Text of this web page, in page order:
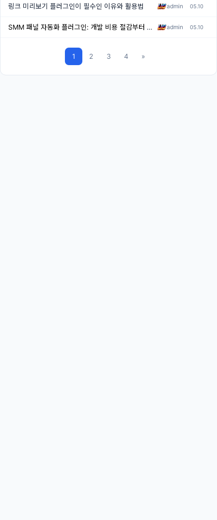
링크 미리보기 플러그인이 필수인 이유와 활용법 admin 05.10
SMM 패널 자동화 플러그인: 개발 비용 절감부터 커뮤니티 활성화까지 admin 05.10
1 2 3 4 »